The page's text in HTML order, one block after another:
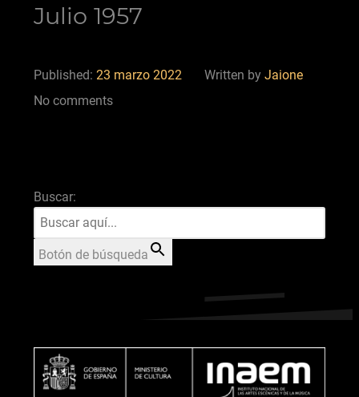
Julio 1957
Published: 23 marzo 2022 Written by Jaione
No comments
Buscar:
Botón de búsqueda